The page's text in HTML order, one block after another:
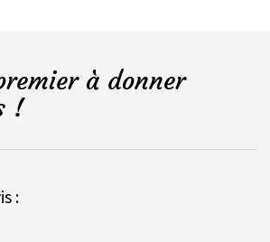
à donner
!
: